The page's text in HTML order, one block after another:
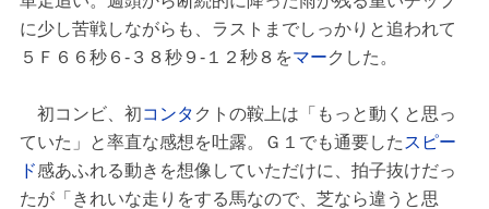
に少し苦戦しながらも、ラストまでしっかりと追われて
５Ｆ６６秒６-３８秒９-１２秒８をマークした。
初コンビ、初コンタ クトの鞍上は「もっと動くと思っ
ていた」と率直な感想を吐露。Ｇ１でも通要した スピー
ド感あふれる動きを想像していただけに、拍子抜けだっ
たが「きれいな走りをする馬なので、芝なら違うと思